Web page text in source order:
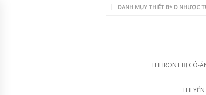
DANH MỤY THIẾT B* D NHƯỢC
THI IRONT BỊ CÓ-
THI